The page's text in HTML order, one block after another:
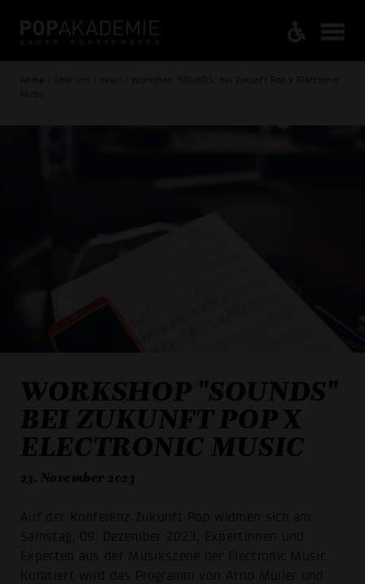
Home / Über uns / News / Workshop "SOUNDS" bei Zukunft Pop x Electronic
Music
WORKSHOP "SOUNDS"
BEI ZUKUNFT POP X
ELECTRONIC MUSIC
23. November 2023
Auf der Konferenz Zukunft Pop widmen sich am
Samstag, 09. Dezember 2023, Expertinnen und
Experten aus der Musikszene der Electronic Music.
Kuratiert wird das Programm von Arno Müller und